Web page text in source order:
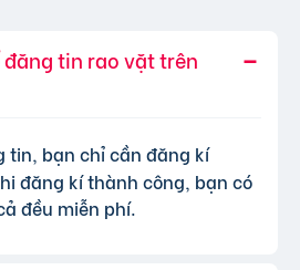
tin rao vặt trên
tin, bạn chỉ cần đăng kí
đăng kí thành công, bạn có
đều miễn phí.